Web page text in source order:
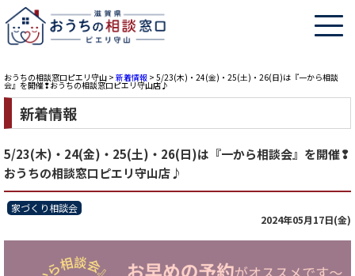
おうちの相談窓口ピエリ守山 > 新着情報 > 5/23(木)・24(金)・25(土)・26(日)は『一から相談
会』を開催❢おうちの相談窓口ピエリ守山店♪
新着情報
5/23(木)・24(金)・25(土)・26(日)は『一から相談会』を開催❢
おうちの相談窓口ピエリ守山店♪
家づくり相談会
2024年05月17日(金)